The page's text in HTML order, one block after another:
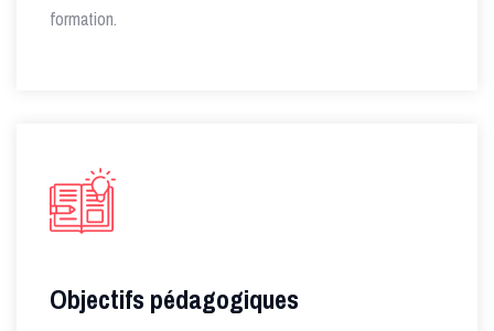
formation.
Objectifs pédagogiques